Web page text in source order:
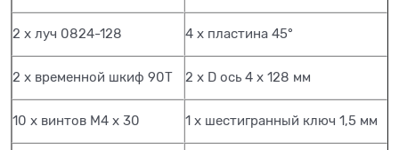
2 х луч 0824-128 4 х пластина 45°
2 х временной шкиф 90Т 2 х D ось 4 х 128 мм
10 х винтов М4 x 30 1 х шестигранный ключ 1,5 мм